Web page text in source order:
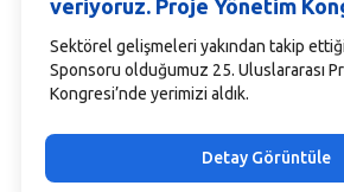
veriyoruz. Proje Yönetim
yerimizi aldık
Sektörel gelişmeleri yakından takip
Sponsoru olduğumuz 25. Uluslararası
Kongresi’nde yerimizi aldık.
Detay Görüntüle